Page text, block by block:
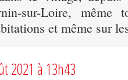
sur-Loire, même
et même sur
2021 à 13h43